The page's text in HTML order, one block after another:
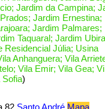
Jardim da Campina;
Jardim Ernestina;
Jardim Palmares;
Taquaral; Jardim
Residencial Júlia; Usina
Anhanguera; Vila
Vila Emir; Vila Gea;
Sofia)
82 Santo André Mapa